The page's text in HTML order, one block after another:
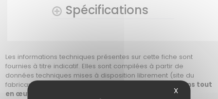
Spécifications
Les informations techniques présentes sur cette fiche sont
fournies à titre indicatif. Elles sont compilées à partir de
données techniques mises à disposition librement (site du
fabricant, revendeurs, PDF du produit, etc.).
Nous mettons tout
en œuvre pour vous apporter les indications les plus
X